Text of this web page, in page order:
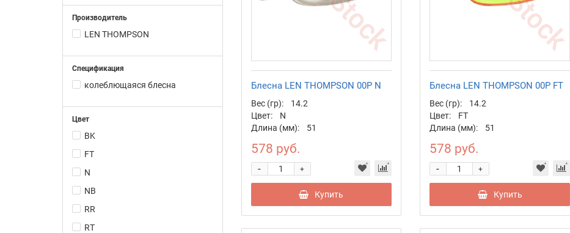
Производитель
LEN THOMPSON
Спецификация
колеблющаяся блесна
Цвет
BK
FT
N
NB
RR
RT
Блесна LEN THOMPSON 00P N
Вес (гр):
14.2
Цвет:
N
Длина (мм):
51
578 руб.
+
-
Купить
Блесна LEN THOMPSON 00P FT
Вес (гр):
14.2
Цвет:
FT
Длина (мм):
51
578 руб.
+
-
Купить